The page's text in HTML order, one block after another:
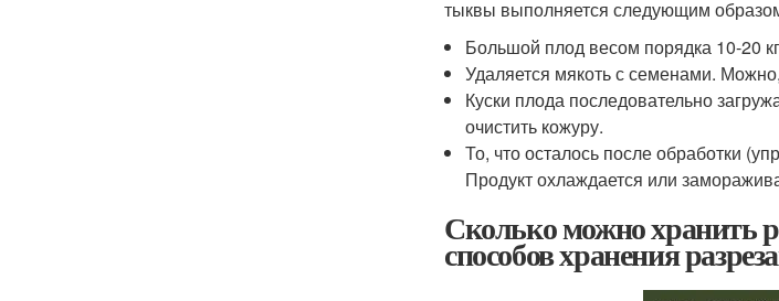
тыквы выполняется следующим
Большой плод весом порядка 10-20
Удаляется мякоть с семенами.
Куски плода последовательно
очистить кожуру.
То, что осталось после обработки
Продукт охлаждается или
Сколько можно хранить
способов хранения